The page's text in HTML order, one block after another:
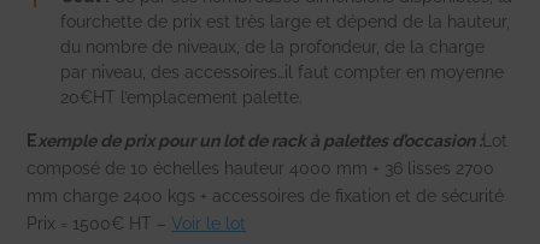
fourchette de prix est très large et dépend de la hauteur,
du nombre de niveaux, de la profondeur, de la charge
par niveau, des accessoires…il faut compter en moyenne
20€HT l’emplacement palette.
Exemple de prix pour un lot de rack à palettes d’occasion :Lot
composé de 10 échelles hauteur 4000 mm + 36 lisses 2700
mm charge 2400 kgs + accessoires de fixation et de sécurité
Prix = 1500€ HT –Voir le lot